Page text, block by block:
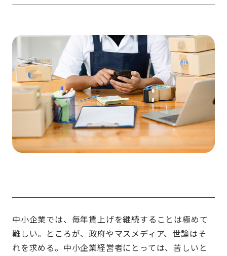
中小企業では、毎年賃上げを継続することは極めて
難しい。ところが、政府やマスメディア、世論はそ
れを求める。中小企業経営者にとっては、苦しいと